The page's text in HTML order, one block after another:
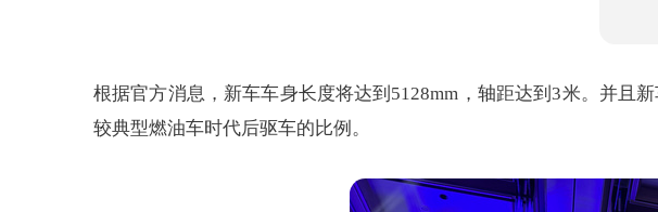
根据官方消息，新车车身长度将达到5128mm，轴距达到3米。并且
较典型燃油车时代后驱车的比例。